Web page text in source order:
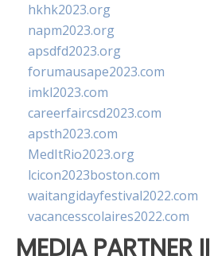
hkhk2023.org
napm2023.org
apsdfd2023.org
forumausape2023.com
imkl2023.com
careerfaircsd2023.com
apsth2023.com
MedItRio2023.org
lcicon2023boston.com
waitangidayfestival2022.com
vacancesscolaires2022.com
MEDIA PARTNER II